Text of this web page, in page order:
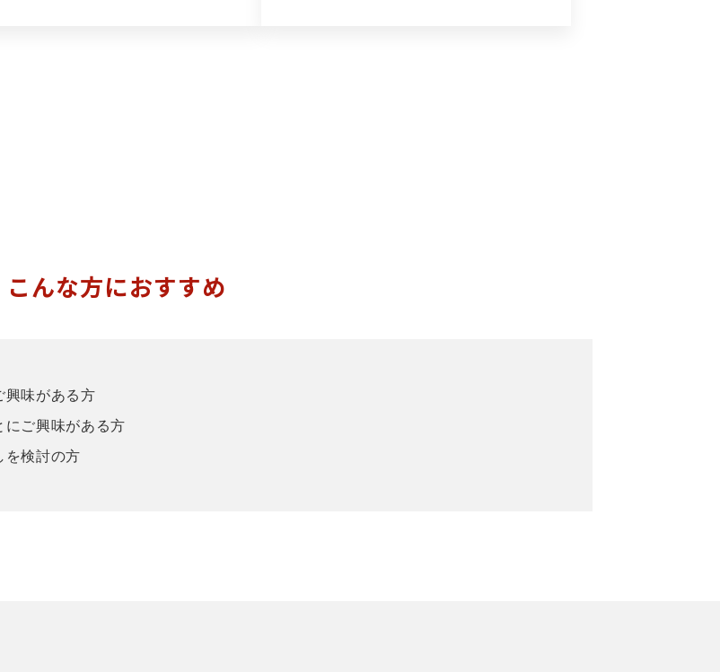
こんな方におすすめ
興味がある方
ご興味がある方
を検討の方